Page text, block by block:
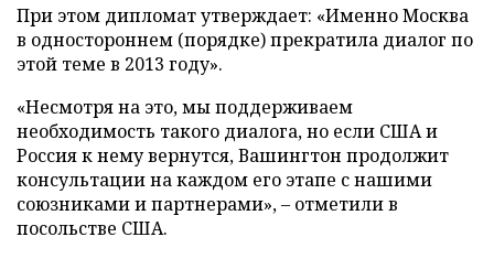
При этом дипломат утверждает: «Именно Москва
в одностороннем (порядке) прекратила диалог по
этой теме в 2013 году».
«Несмотря на это, мы поддерживаем
необходимость такого диалога, но если США и
Россия к нему вернутся, Вашингтон продолжит
консультации на каждом его этапе с нашими
союзниками и партнерами», – отметили в
посольстве США.